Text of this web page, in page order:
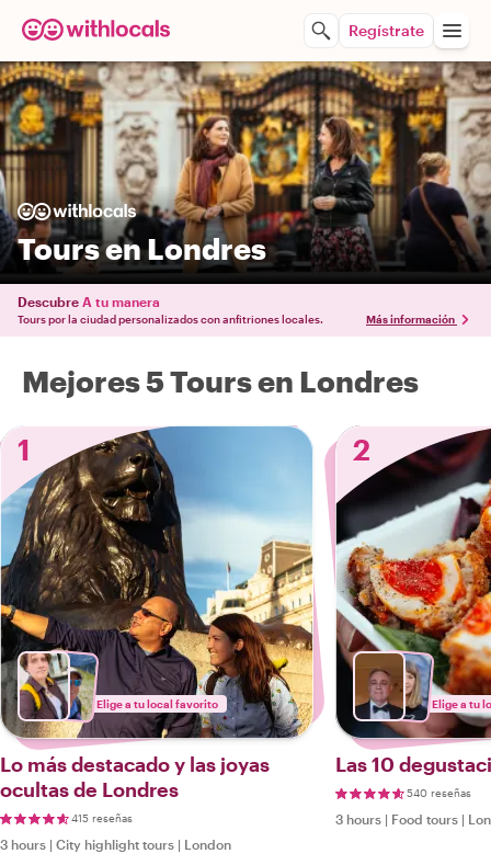
Regístrate
Tours en Londres
Descubre A tu manera
Tours por la ciudad personalizados con anfitriones locales. Más información
Mejores 5 Tours en Londres
1
Elige a tu local favorito
Lo más destacado y las joyas
ocultas de Londres
415 reseñas
3 hours | City highlight tours | London
2
Elige a tu
Las 10
540 reseñas
3 hours | Food tours |